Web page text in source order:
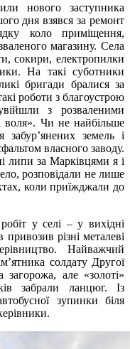
нового заступника
дня взявся за ремонт
коло приміщення,
магазину. Села
сокири, електропилки
На такі суботники
бригади бралися за
роботи з благоустрою
з розваленими
Чи не найбільше
забур’янених земель і
власного заводу.
липи за Марківцями я і
розповідали не лише
коли приїжджали до
у селі – у вихідні
різні металеві
Найважчий
солдату Другої
але «золоті»
забрали ланцюг. Із
зупинки біля